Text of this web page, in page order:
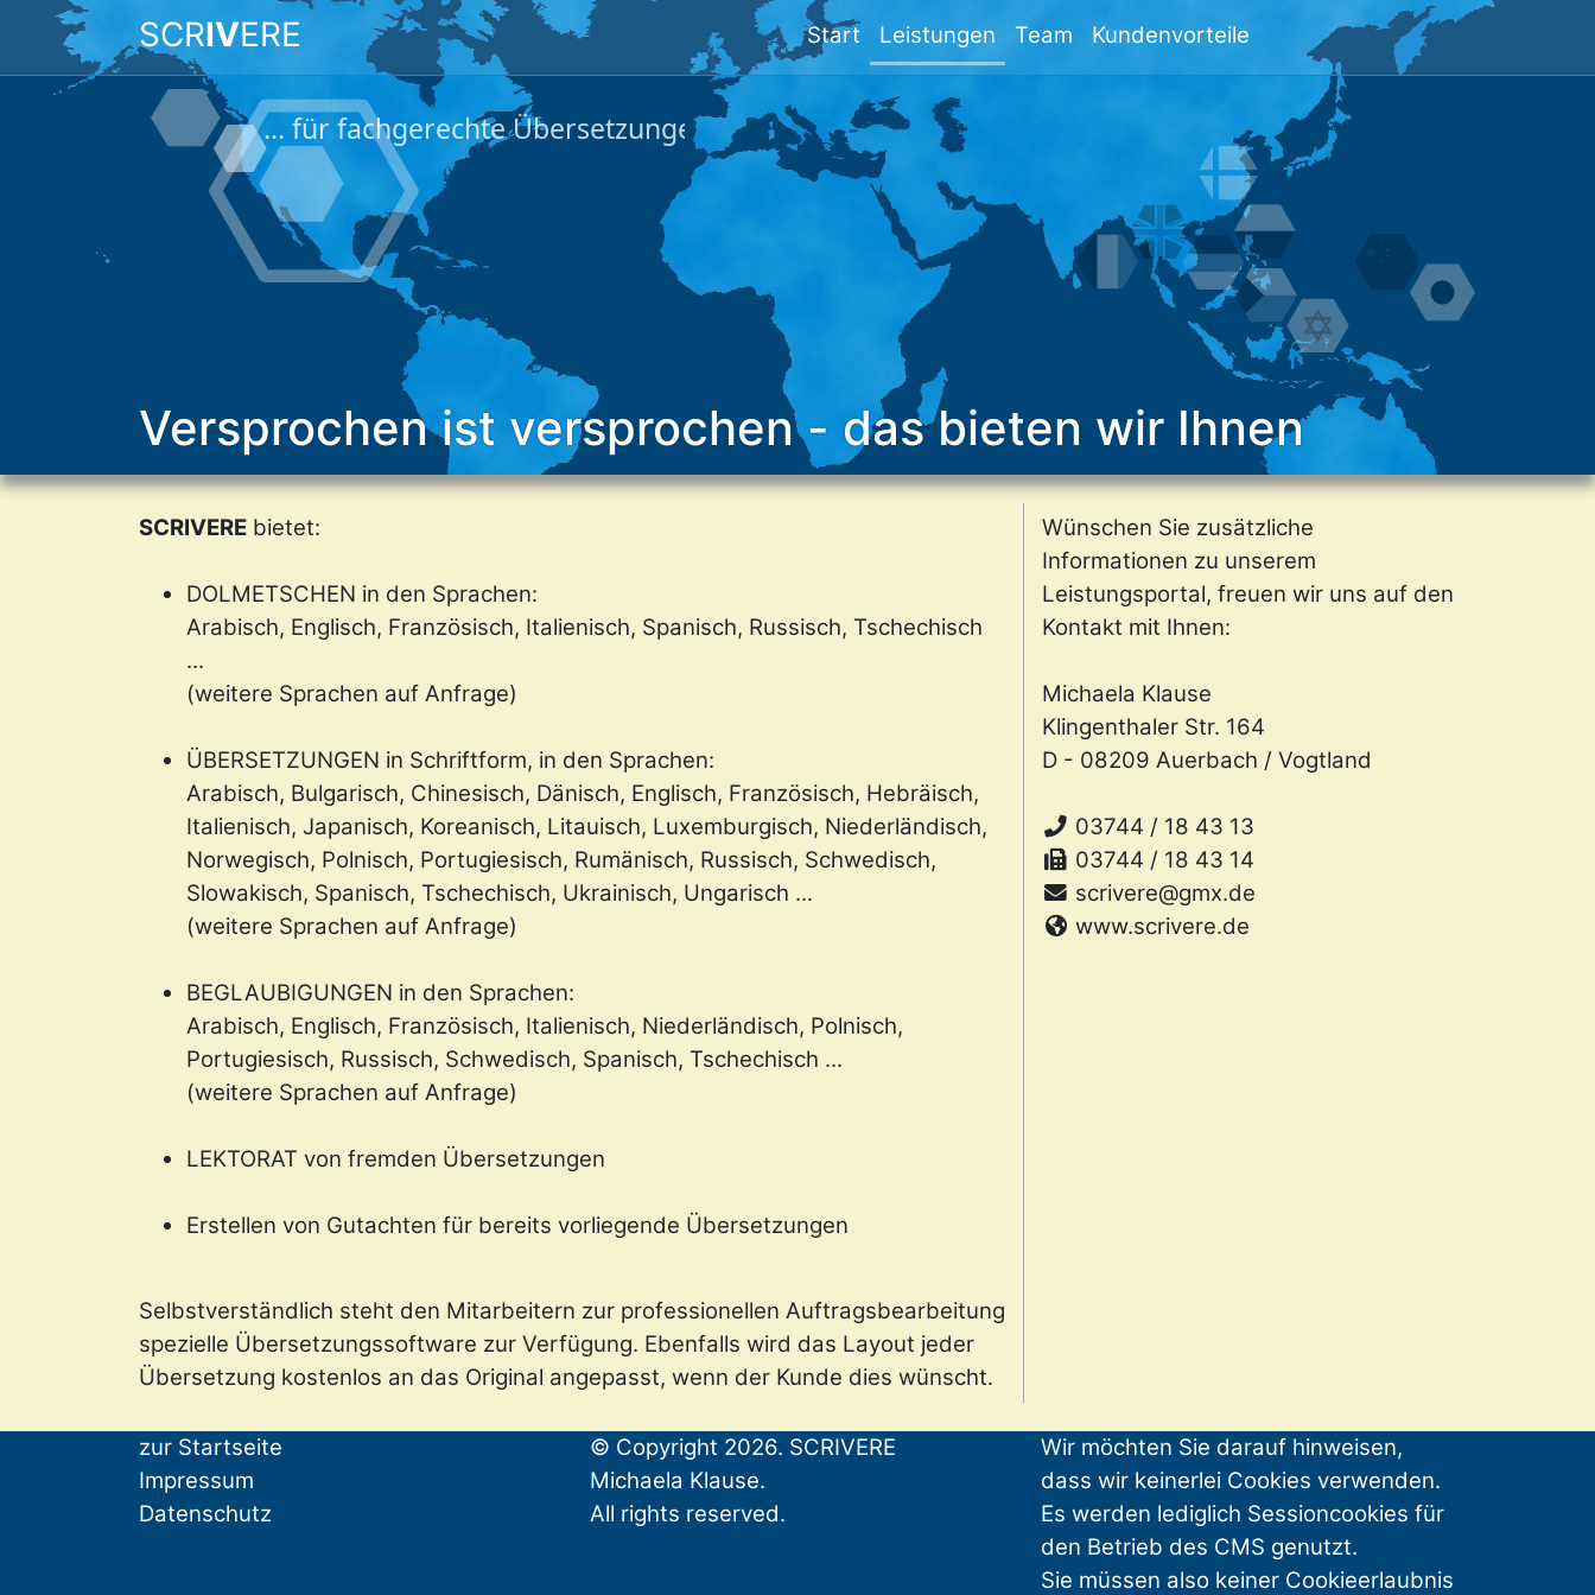
SCRIVERE Start Leistungen Team Kundenvorteile
Versprochen ist versprochen - das bieten wir Ihnen
SCRIVERE bietet:
DOLMETSCHEN in den Sprachen:
Arabisch, Englisch, Französisch, Italienisch, Spanisch, Russisch, Tschechisch
...
(weitere Sprachen auf Anfrage)
ÜBERSETZUNGEN in Schriftform, in den Sprachen:
Arabisch, Bulgarisch, Chinesisch, Dänisch, Englisch, Französisch, Hebräisch,
Italienisch, Japanisch, Koreanisch, Litauisch, Luxemburgisch, Niederländisch,
Norwegisch, Polnisch, Portugiesisch, Rumänisch, Russisch, Schwedisch,
Slowakisch, Spanisch, Tschechisch, Ukrainisch, Ungarisch ...
(weitere Sprachen auf Anfrage)
BEGLAUBIGUNGEN in den Sprachen:
Arabisch, Englisch, Französisch, Italienisch, Niederländisch, Polnisch,
Portugiesisch, Russisch, Schwedisch, Spanisch, Tschechisch ...
(weitere Sprachen auf Anfrage)
LEKTORAT von fremden Übersetzungen
Erstellen von Gutachten für bereits vorliegende Übersetzungen
Selbstverständlich steht den Mitarbeitern zur professionellen Auftragsbearbeitung
spezielle Übersetzungssoftware zur Verfügung. Ebenfalls wird das Layout jeder
Übersetzung kostenlos an das Original angepasst, wenn der Kunde dies wünscht.
Wünschen Sie zusätzliche
Informationen zu unserem
Leistungsportal, freuen wir uns auf den
Kontakt mit Ihnen:
Michaela Klause
Klingenthaler Str. 164
D - 08209 Auerbach / Vogtland
03744 / 18 43 13
03744 / 18 43 14
scrivere@gmx.de
www.scrivere.de
zur Startseite
Impressum
Datenschutz
© Copyright 2026. SCRIVERE
Michaela Klause.
All rights reserved.
Wir möchten Sie darauf hinweisen,
dass wir keinerlei Cookies verwenden.
Es werden lediglich Sessioncookies für
den Betrieb des CMS genutzt.
Sie müssen also keiner Cookieerlaubnis